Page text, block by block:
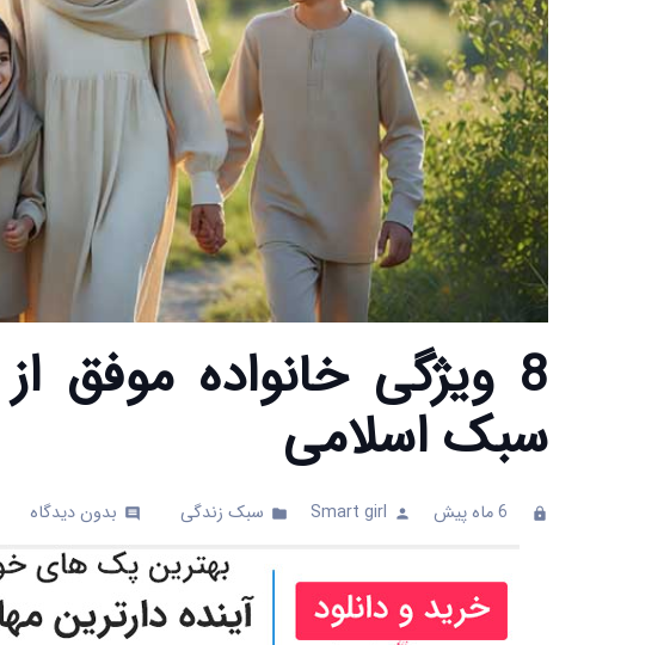
8 ویژگی خانواده موفق
سبک اسلامی
clock 6 ماه پیش person
Smart girl
folder سبک زندگی comments بدون دیدگاه